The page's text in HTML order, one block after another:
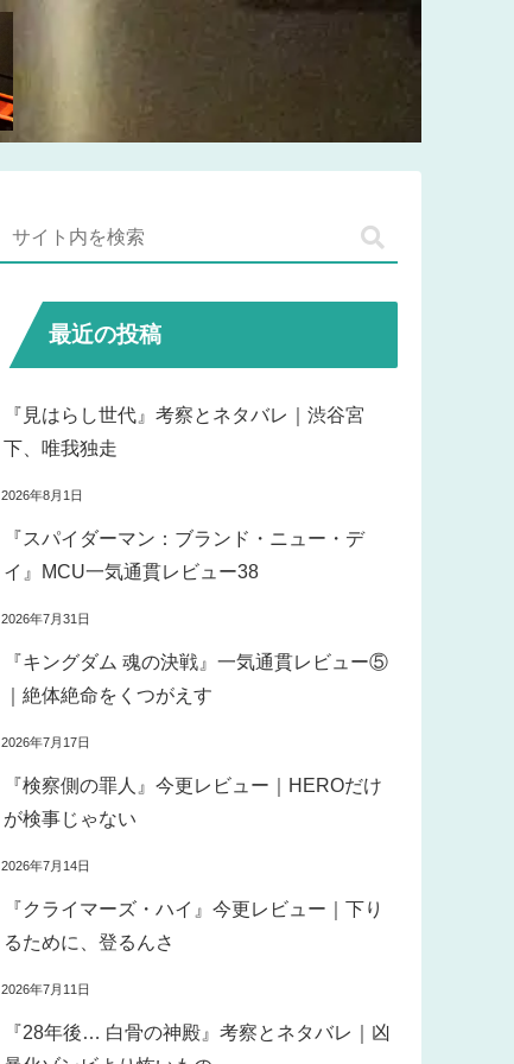
最近の投稿
『見はらし世代』考察とネタバレ｜渋谷宮
下、唯我独走
2026年8月1日
『スパイダーマン：ブランド・ニュー・デ
イ』MCU一気通貫レビュー38
2026年7月31日
『キングダム 魂の決戦』一気通貫レビュー⑤
｜絶体絶命をくつがえす
2026年7月17日
『検察側の罪人』今更レビュー｜HEROだけ
が検事じゃない
2026年7月14日
『クライマーズ・ハイ』今更レビュー｜下り
るために、登るんさ
2026年7月11日
『28年後… 白骨の神殿』考察とネタバレ｜凶